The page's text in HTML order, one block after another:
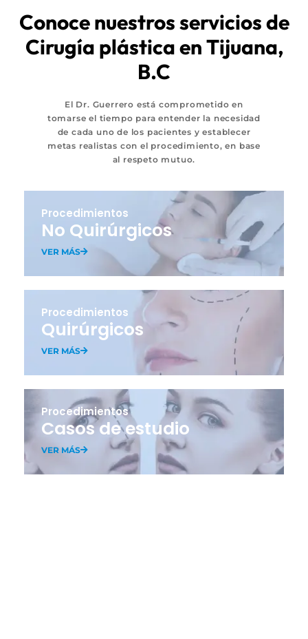
Conoce nuestros servicios de
Cirugía plástica en Tijuana,
B.C
El Dr. Guerrero está comprometido en
tomarse el tiempo para entender la necesidad
de cada uno de los pacientes y establecer
metas realistas con el procedimiento, en base
al respeto mutuo.
Procedimientos
No Quirúrgicos
VER MÁS
Procedimientos
Quirúrgicos
VER MÁS
Procedimientos
Casos de estudio
VER MÁS